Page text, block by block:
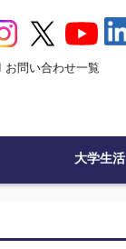
お問い合わせ一覧
大学生活